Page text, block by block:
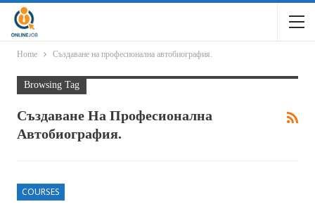
Home Създаване на професионална автобиография.
Browsing Tag
Създаване На Професионална
Автобиография.
COURSES